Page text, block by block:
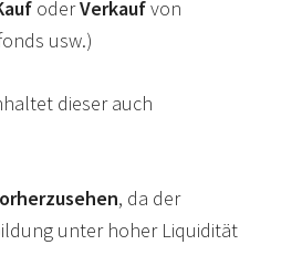
oderVerkaufvon
usw.)
dieser auch
, da der
unter hoher Liquidität